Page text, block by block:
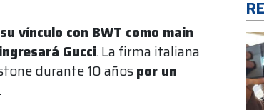
vínculo con BWT como main
Gucci. La firma italiana
durante 10 añospor un
.